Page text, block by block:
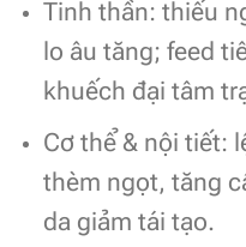
Tinh thần: thiếu
lo âu tăng; feed
khuếch đại tâm
Cơ thể & nội tiết:
thèm ngọt, tăng
da giảm tái tạo.